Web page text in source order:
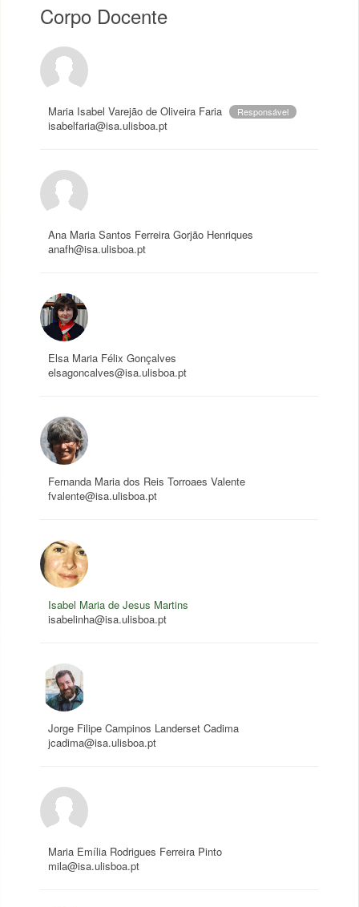
Corpo Docente
Maria Isabel Varejão de Oliveira Faria Responsável
isabelfaria@isa.ulisboa.pt
Ana Maria Santos Ferreira Gorjão Henriques
anafh@isa.ulisboa.pt
Elsa Maria Félix Gonçalves
elsagoncalves@isa.ulisboa.pt
Fernanda Maria dos Reis Torroaes Valente
fvalente@isa.ulisboa.pt
Isabel Maria de Jesus Martins
isabelinha@isa.ulisboa.pt
Jorge Filipe Campinos Landerset Cadima
jcadima@isa.ulisboa.pt
Maria Emília Rodrigues Ferreira Pinto
mila@isa.ulisboa.pt